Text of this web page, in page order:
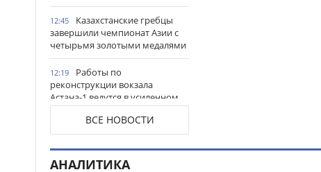
12:45
Казахстанские гребцы
завершили чемпионат Азии с
четырьмя золотыми медалями
12:19
Работы по
реконструкции вокзала
Астана-1 ведутся в усиленном
режиме
11:49
В высших учебных
заведениях Министерства
обороны идет отбор
ВСЕ НОВОСТИ
АНАЛИТИКА